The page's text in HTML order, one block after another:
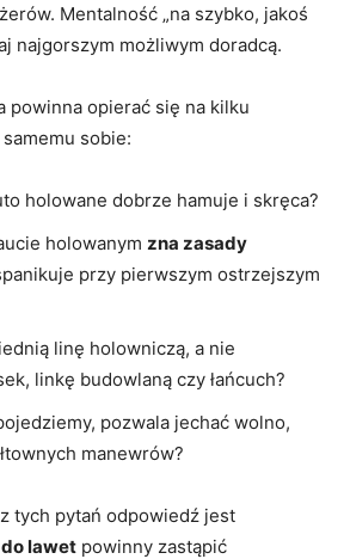
Mentalność „na szybko, jakoś
najgorszym możliwym doradcą.
powinna opierać się na kilku
sobie:
holowane dobrze hamuje i skręca?
holowanym zna zasady
przy pierwszym ostrzejszym
linę holowniczą, a nie
linkę budowlaną czy łańcuch?
pozwala jechać wolno,
manewrów?
tych pytań odpowiedź jest
lawet powinny zastąpić